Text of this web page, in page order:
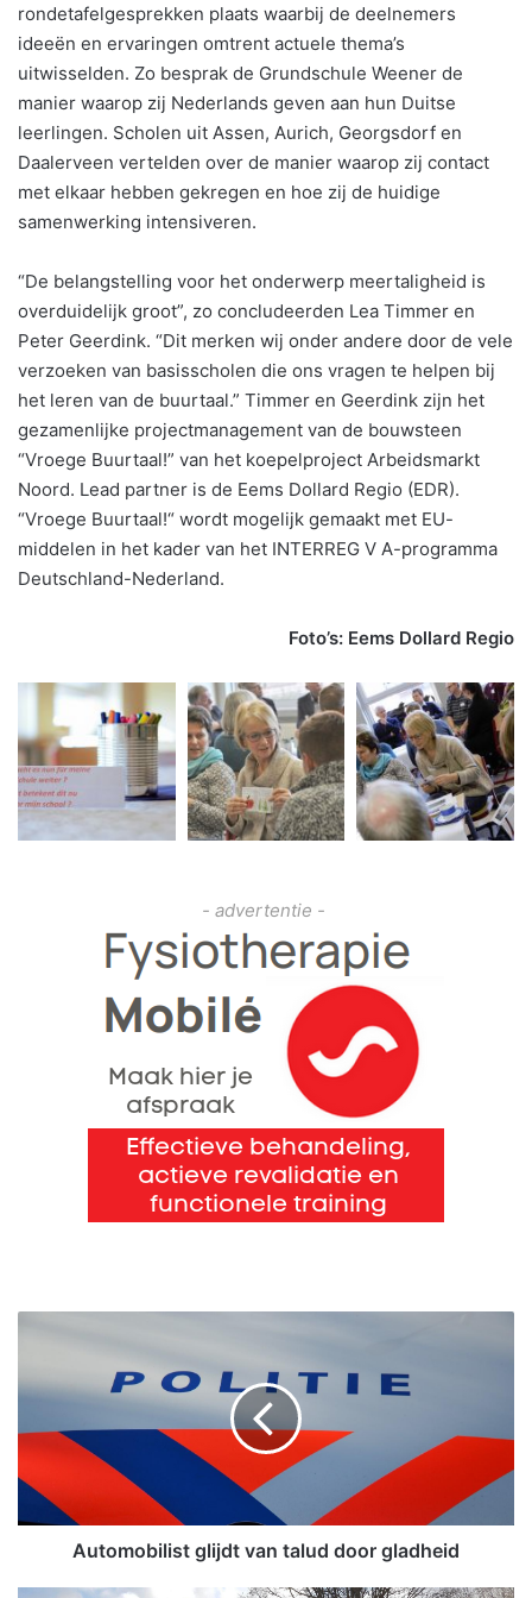
rondetafelgesprekken plaats waarbij de deelnemers
ideeën en ervaringen omtrent actuele thema’s
uitwisselden. Zo besprak de Grundschule Weener de
manier waarop zij Nederlands geven aan hun Duitse
leerlingen. Scholen uit Assen, Aurich, Georgsdorf en
Daalerveen vertelden over de manier waarop zij contact
met elkaar hebben gekregen en hoe zij de huidige
samenwerking intensiveren.
“De belangstelling voor het onderwerp meertaligheid is
overduidelijk groot”, zo concludeerden Lea Timmer en
Peter Geerdink. “Dit merken wij onder andere door de vele
verzoeken van basisscholen die ons vragen te helpen bij
het leren van de buurtaal.” Timmer en Geerdink zijn het
gezamenlijke projectmanagement van de bouwsteen
“Vroege Buurtaal!” van het koepelproject Arbeidsmarkt
Noord. Lead partner is de Eems Dollard Regio (EDR).
“Vroege Buurtaal!“ wordt mogelijk gemaakt met EU-
middelen in het kader van het INTERREG V A-programma
Deutschland-Nederland.
Foto’s: Eems Dollard Regio
- advertentie -
o
o
b
l
Automobilist glijdt van talud door gladheid